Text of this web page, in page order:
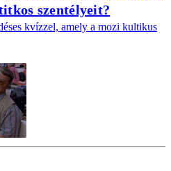
szentélyeit?
kvízzel, amely a mozi kultikus